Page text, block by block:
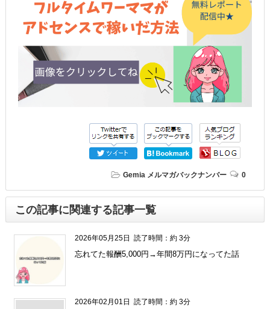
Gemia メルマガバックナンバー 0
この記事に関連する記事一覧
2026年05月25日 読了時間：約 3分
忘れてた報酬5,000円→年間8万円になってた話
2026年02月01日 読了時間：約 3分